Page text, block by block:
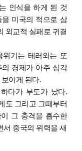
인식을 하게 된 것
미국의 적으로 삼
외교적 실패로 귀결
위기는 테러와는 또
경제가 아주 심각
이게 된다.
다가 부도가 났다.
도 그리고 그때부터
그 충격을 흡수한
서 중국의 위력을 새